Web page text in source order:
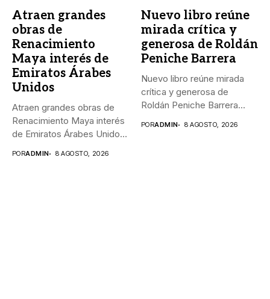
Atraen grandes
obras de
Renacimiento
Maya interés de
Emiratos Árabes
Unidos
Atraen grandes obras de
Renacimiento Maya interés
de Emiratos Árabes Unidos
PORADMIN 8 AGOSTO, 2026
Nuevo libro reúne
mirada crítica y
generosa de Roldán
Peniche Barrera
Nuevo libro reúne mirada
crítica y generosa de
Roldán Peniche Barrera
PORADMIN 8 AGOSTO, 2026